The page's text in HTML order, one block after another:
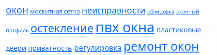
окон москитная сетка неисправности облицовка оконный
профиль остекление пвх окна пластиковые
двери приватность регулировка ремонт окон